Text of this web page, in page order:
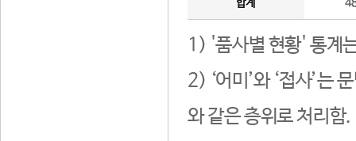
합계
1) '품사별 현황' 통계
2) ‘어미’와 ‘접사’는
와 같은 층위로 처리함.